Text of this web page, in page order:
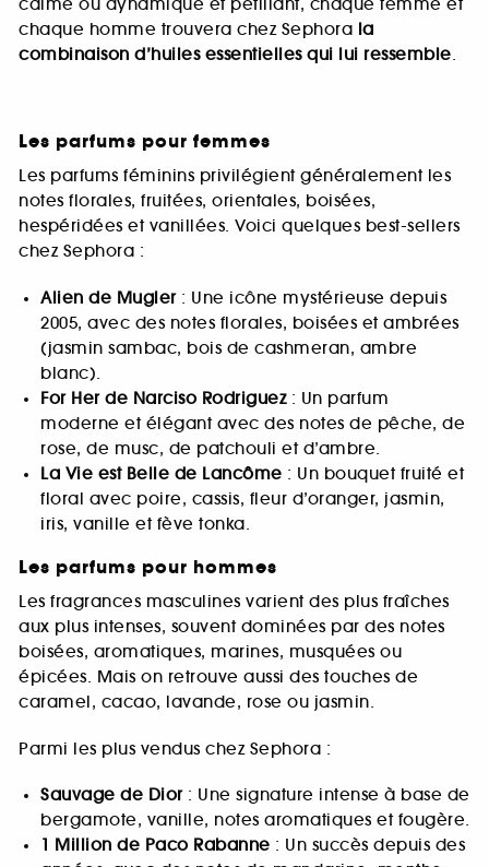
calme ou dynamique et pétillant, chaque femme et
chaque homme trouvera chez Sephora la
combinaison d’huiles essentielles qui lui ressemble.
Les parfums pour femmes
Les parfums féminins privilégient généralement les
notes florales, fruitées, orientales, boisées,
hespéridées et vanillées. Voici quelques best-sellers
chez Sephora :
Alien de Mugler: Une icône mystérieuse depuis
2005, avec des notes florales, boisées et ambrées
(jasmin sambac, bois de cashmeran, ambre
blanc).
For Her de Narciso Rodriguez: Un parfum
moderne et élégant avec des notes de pêche, de
rose, de musc, de patchouli et d’ambre.
La Vie est Belle de Lancôme : Un bouquet fruité et
floral avec poire, cassis, fleur d’oranger, jasmin,
iris, vanille et fève tonka.
Les parfums pour hommes
Les fragrances masculines varient des plus fraîches
aux plus intenses, souvent dominées par des notes
boisées, aromatiques, marines, musquées ou
épicées. Mais on retrouve aussi des touches de
caramel, cacao, lavande, rose ou jasmin.
Parmi les plus vendus chez Sephora :
Sauvage de Dior: Une signature intense à base de
bergamote, vanille, notes aromatiques et fougère.
1 Million de Paco Rabanne : Un succès depuis des